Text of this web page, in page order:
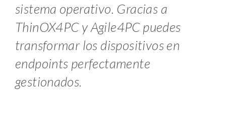
sistema operativo. Gracias a
ThinOX4PC y Agile4PC puedes
transformar los dispositivos en
endpoints perfectamente
gestionados.